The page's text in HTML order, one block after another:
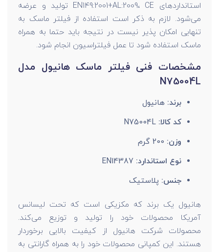
استاندارد‌های EN149:2001+AL:2009، CE تولید و عرضه
می‌شود. لازم به ذکر است استفاده از فیلتر ماسک به
تنهایی امکان پذیر نیست در نتیجه باید حتما به همراه
ماسک استفاده شود تا عمل فیلتراسیون انجام شود.
مشخصات فنی فیلتر ماسک هانیول مدل
N75004L
برند:هانیول
کد کالا:N75004L
وزن: 200 گرم
نوع استاندارد:EN14387
جنس: پلاستیک
هانیول یک برند که مکزیکی است که تحت لیسانس
آمریکا محصولات خود را تولید و توزیع می‌کند.
محصولات شرکت هانیول از کیفیت بالایی برخوردار
هستند. این کمپانی محصولات خود را به همراه گارانتی به